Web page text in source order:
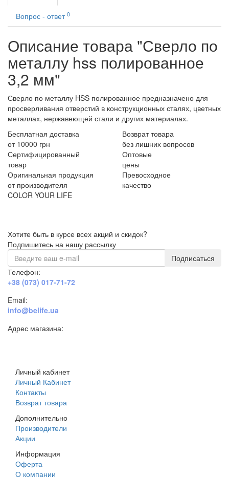
Вопрос - ответ 0
Описание товара "Сверло по
металлу hss полированное
3,2 мм"
Сверло по металлу HSS полированное предназначено для
просверливания отверстий в конструкционных сталях, цветных
металлах, нержавеющей стали и других материалах.
Бесплатная доставка
от 10000 грн
Возврат товара
без лишних вопросов
Сертифицированный
товар
Оптовые
цены
Оригинальная продукция
от производителя
Превосходное
качество
COLOR YOUR LIFE
Хотите быть в курсе всех акций и скидок?
Подпишитесь на нашу рассылку
Подписаться
Телефон:
+38 (073) 017-71-72
Email:
info@belife.ua
Адрес магазина:
Личный кабинет
Личный Кабинет
Контакты
Возврат товара
Дополнительно
Производители
Акции
Информация
Оферта
О компании